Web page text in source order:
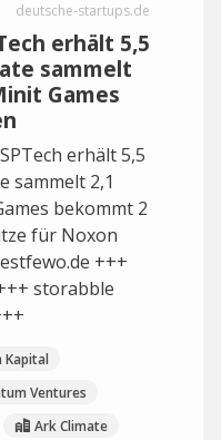
deutsche-startups.de
erhält 5,5
sammelt
Games
erhält 5,5
sammelt 2,1
bekommt 2
für Noxon
+++
storabble
Kapital
Ventures
Ark Climate